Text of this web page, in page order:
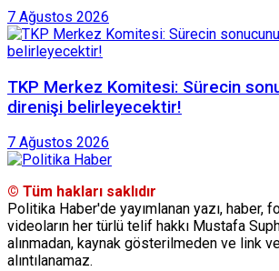
7 Ağustos 2026
TKP Merkez Komitesi: Sürecin
direnişi belirleyecektir!
7 Ağustos 2026
© Tüm hakları saklıdır
Politika Haber'de yayımlanan yazı, haber,
videoların her türlü telif hakkı Mustafa
alınmadan, kaynak gösterilmeden ve link
alıntılanamaz.